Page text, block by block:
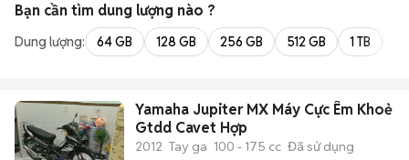
Bạn cần tìm dung lượng nào ?
Dung lượng: 64 GB 128 GB 256 GB 512 GB 1 TB
Yamaha Jupiter MX Máy Cực Êm Khoẻ
Gtdd Cavet Hợp
2012 Tay ga 100 - 175 cc Đã sử dụng